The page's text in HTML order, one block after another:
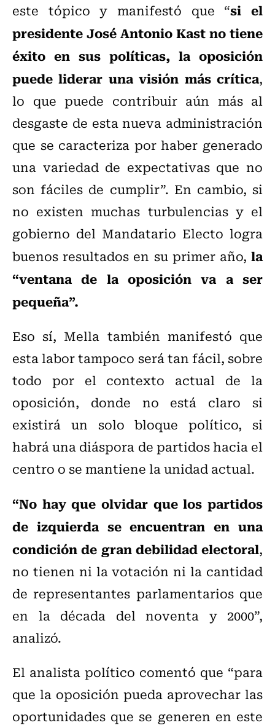
este tópico y manifestó que “si el
presidente José Antonio Kast no tiene
éxito en sus políticas, la oposición
puede liderar una visión más crítica,
lo que puede contribuir aún más al
desgaste de esta nueva administración
que se caracteriza por haber generado
una variedad de expectativas que no
son fáciles de cumplir”. En cambio, si
no existen muchas turbulencias y el
gobierno del Mandatario Electo logra
buenos resultados en su primer año, la
“ventana de la oposición va a ser
pequeña”.
Eso sí, Mella también manifestó que
esta labor tampoco será tan fácil, sobre
todo por el contexto actual de la
oposición, donde no está claro si
existirá un solo bloque político, si
habrá una diáspora de partidos hacia el
centro o se mantiene la unidad actual.
“No hay que olvidar que los partidos
de izquierda se encuentran en una
condición de gran debilidad electoral,
no tienen ni la votación ni la cantidad
de representantes parlamentarios que
en la década del noventa y 2000”,
analizó.
El analista político comentó que “para
que la oposición pueda aprovechar las
oportunidades que se generen en este